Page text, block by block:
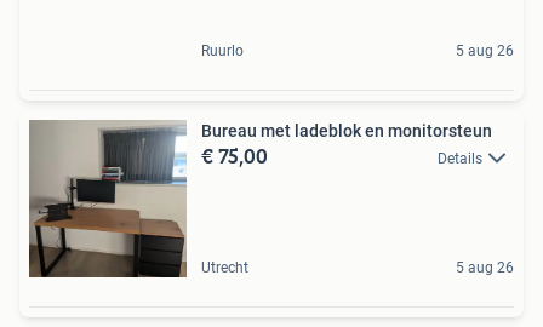
Ruurlo 5 aug 26
Bureau met ladeblok en monitorsteun
€ 75,00 Details
Utrecht 5 aug 26